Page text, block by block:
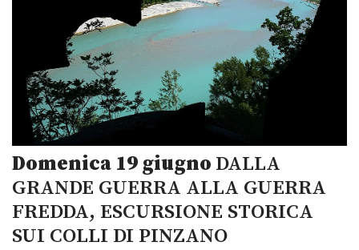
Domenica 19 giugno DALLA
GRANDE GUERRA ALLA GUERRA
FREDDA, ESCURSIONE STORICA
SUI COLLI DI PINZANO